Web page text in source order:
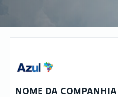
NOME DA COMPANHIA